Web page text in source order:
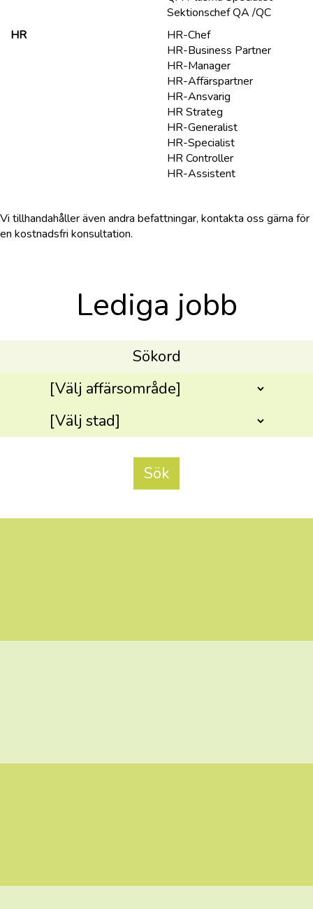
Sektionschef QA /QC
HR
HR-Chef
HR-Business Partner
HR-Manager
HR-Affärspartner
HR-Ansvarig
HR Strateg
HR-Generalist
HR-Specialist
HR Controller
HR-Assistent
Vi tillhandahåller även andra befattningar, kontakta oss gärna för
en kostnadsfri konsultation.
Lediga jobb